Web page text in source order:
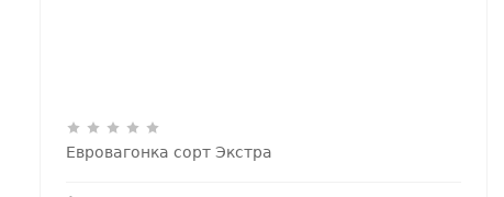
Евровагонка сорт Экстра